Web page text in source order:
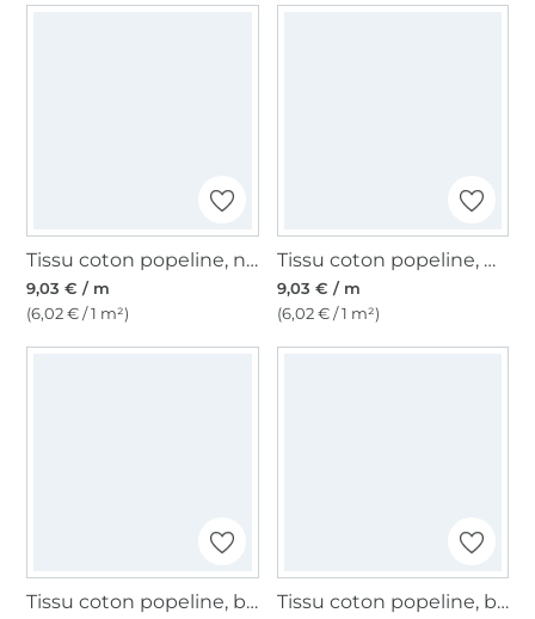
Tissu coton popeline, noir
9,03 € / m
(6,02 € / 1 m²)
Tissu coton popeline, marine
9,03 € / m
(6,02 € / 1 m²)
Tissu coton popeline, blanc Tissu coton popeline, blanc cassé